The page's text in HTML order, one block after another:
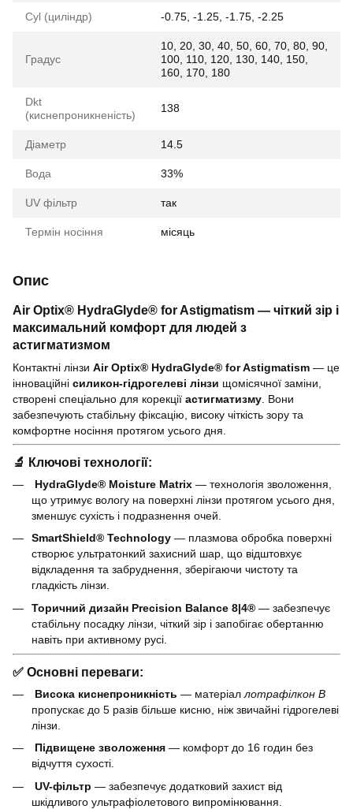
Cyl (циліндр) -0.75, -1.25, -1.75, -2.25
Градус
10, 20, 30, 40, 50, 60, 70, 80, 90,
100, 110, 120, 130, 140, 150,
160, 170, 180
Dkt
(киснепроникненість)
138
Діаметр 14.5
Вода 33%
UV фільтр так
Термін носіння місяць
Опис
Air Optix® HydraGlyde® for Astigmatism — чіткий зір і
максимальний комфорт для людей з
астигматизмом
Контактні лінзи Air Optix® HydraGlyde® for Astigmatism — це
інноваційні силикон-гідрогелеві лінзи щомісячної заміни,
створені спеціально для корекції астигматизму . Вони
забезпечують стабільну фіксацію, високу чіткість зору та
комфортне носіння протягом усього дня.
🔬 Ключові технології:
HydraGlyde® Moisture Matrix — технологія зволоження,
що утримує вологу на поверхні лінзи протягом усього дня,
зменшує сухість і подразнення очей.
SmartShield® Technology — плазмова обробка поверхні
створює ультратонкий захисний шар, що відштовхує
відкладення та забруднення, зберігаючи чистоту та
гладкість лінзи.
Торичний дизайн Precision Balance 8|4® — забезпечує
стабільну посадку лінзи, чіткий зір і запобігає обертанню
навіть при активному русі.
✅ Основні переваги:
Висока киснепроникність — матеріал лотрафілкон B
пропускає до 5 разів більше кисню, ніж звичайні гідрогелеві
лінзи.
Підвищене зволоження — комфорт до 16 годин без
відчуття сухості.
UV-фільтр — забезпечує додатковий захист від
шкідливого ультрафіолетового випромінювання.